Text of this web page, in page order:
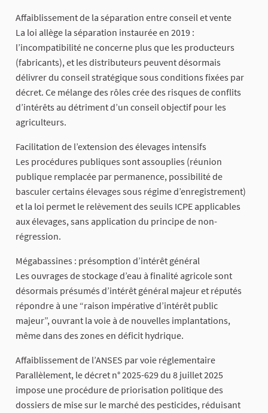
Affaiblissement de la séparation entre conseil et vente
La loi allège la séparation instaurée en 2019 :
l’incompatibilité ne concerne plus que les producteurs
(fabricants), et les distributeurs peuvent désormais
délivrer du conseil stratégique sous conditions fixées par
décret. Ce mélange des rôles crée des risques de conflits
d’intérêts au détriment d’un conseil objectif pour les
agriculteurs.
Facilitation de l’extension des élevages intensifs
Les procédures publiques sont assouplies (réunion
publique remplacée par permanence, possibilité de
basculer certains élevages sous régime d’enregistrement)
et la loi permet le relèvement des seuils ICPE applicables
aux élevages, sans application du principe de non-
régression.
Mégabassines : présomption d’intérêt général
Les ouvrages de stockage d’eau à finalité agricole sont
désormais présumés d’intérêt général majeur et réputés
répondre à une “raison impérative d’intérêt public
majeur”, ouvrant la voie à de nouvelles implantations,
même dans des zones en déficit hydrique.
Affaiblissement de l’ANSES par voie réglementaire
Parallèlement, le décret n° 2025-629 du 8 juillet 2025
impose une procédure de priorisation politique des
dossiers de mise sur le marché des pesticides, réduisant